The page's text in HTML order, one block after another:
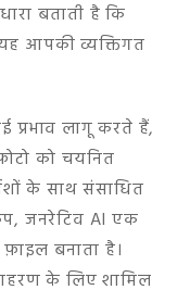
बताती है कि
आपकी व्यक्तिगत
लागू करते हैं,
को चयनित
के साथ संसाधित
जनरेटिव AI एक
फ़ाइल बनाता है।
के लिए शामिल